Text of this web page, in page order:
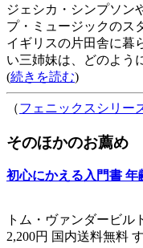
ジェシカ・シンプソン
プ・ミュージックのス
イギリスの片田舎に暮
い三姉妹は、どのよう
(続きを読む)
（フェニックスシリー
そのほかのお薦め
初心にかえる入門書
トム・ヴァンダービル
2,200円 国内送料無料